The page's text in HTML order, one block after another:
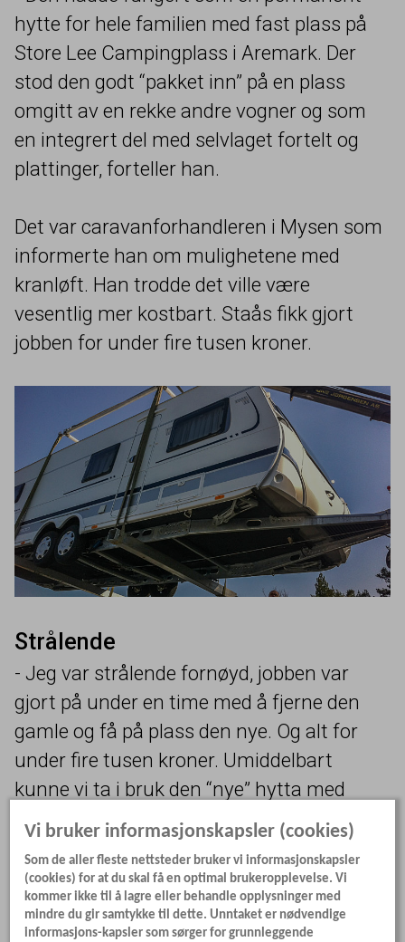
hytte for hele familien med fast plass på
Store Lee Campingplass i Aremark. Der
stod den godt “pakket inn” på en plass
omgitt av en rekke andre vogner og som
en integrert del med selvlaget fortelt og
plattinger, forteller han.
Det var caravanforhandleren i Mysen som
informerte han om mulighetene med
kranløft. Han trodde det ville være
vesentlig mer kostbart. Staås fikk gjort
jobben for under fire tusen kroner.
Strålende
- Jeg var strålende fornøyd, jobben var
gjort på under en time med å fjerne den
gamle og få på plass den nye. Og alt for
under fire tusen kroner. Umiddelbart
kunne vi ta i bruk den “nye” hytta med
fasiliteter som både gulvvarme og varmt
vann, forteller Staås.
Relaterte forhandlere
Vi bruker informasjonskapsler (cookies)
Som de aller fleste nettsteder bruker vi informasjonskapsler
(cookies) for at du skal få en optimal brukeropplevelse. Vi
kommer ikke til å lagre eller behandle opplysninger med
mindre du gir samtykke til dette. Unntaket er nødvendige
informasjons-kapsler som sørger for grunnleggende